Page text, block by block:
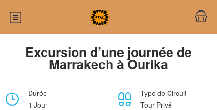
Excursion d’une journée de
Marrakech à Ourika
Durée
1 Jour
Type de Circuit
Tour Privé